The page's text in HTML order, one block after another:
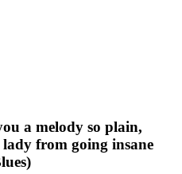
a melody so plain,
from going insane